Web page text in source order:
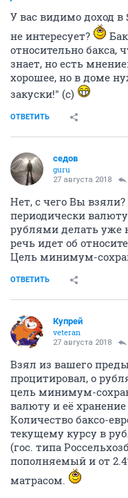
У вас видимо доход
не интересует?
относительно бакса,
знает, но есть
хорошее, но в доме
закуски!" (c)
ОТВЕТИТЬ
седов
guru
27 августа 2018
Нет, с чего Вы
периодически
рублями делать уже
речь идет об
Цель минимум-
ОТВЕТИТЬ
Купрей
veteran
27 августа 2018
Взял из вашего
процитировал, о
цель минимум-
валюту и её
Количество баксо-
текущему курсу в
(гос. типа
пополняемый и от
матрасом.